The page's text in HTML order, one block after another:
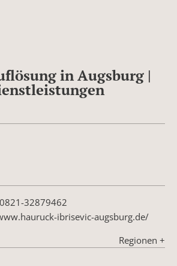
in Augsburg |
0821-32879462
ibrisevic-augsburg.de/
Regionen +